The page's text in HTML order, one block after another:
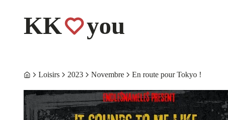
KK you
Loisirs 2023 Novembre En route pour Tokyo !